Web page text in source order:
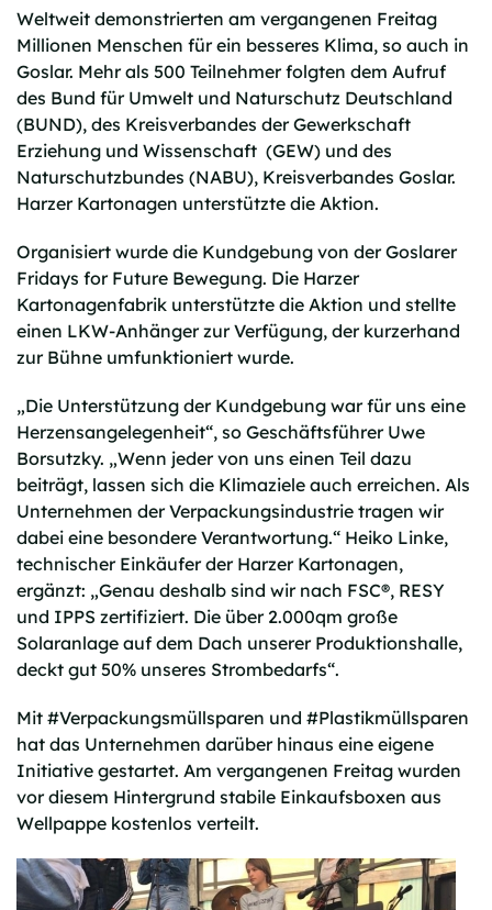
Weltweit demonstrierten am vergangenen Freitag
Millionen Menschen für ein besseres Klima, so auch in
Goslar. Mehr als 500 Teilnehmer folgten dem Aufruf
des Bund für Umwelt und Naturschutz Deutschland
(BUND), des Kreisverbandes der Gewerkschaft
Erziehung und Wissenschaft (GEW) und des
Naturschutzbundes (NABU), Kreisverbandes Goslar.
Harzer Kartonagen unterstützte die Aktion.
Organisiert wurde die Kundgebung von der Goslarer
Fridays for Future Bewegung. Die Harzer
Kartonagenfabrik unterstützte die Aktion und stellte
einen LKW-Anhänger zur Verfügung, der kurzerhand
zur Bühne umfunktioniert wurde.
„Die Unterstützung der Kundgebung war für uns eine
Herzensangelegenheit“, so Geschäftsführer Uwe
Borsutzky. „Wenn jeder von uns einen Teil dazu
beiträgt, lassen sich die Klimaziele auch erreichen. Als
Unternehmen der Verpackungsindustrie tragen wir
dabei eine besondere Verantwortung.“ Heiko Linke,
technischer Einkäufer der Harzer Kartonagen,
ergänzt: „Genau deshalb sind wir nach FSC®, RESY
und IPPS zertifiziert. Die über 2.000qm große
Solaranlage auf dem Dach unserer Produktionshalle,
deckt gut 50% unseres Strombedarfs“.
Mit #Verpackungsmüllsparen und #Plastikmüllsparen
hat das Unternehmen darüber hinaus eine eigene
Initiative gestartet. Am vergangenen Freitag wurden
vor diesem Hintergrund stabile Einkaufsboxen aus
Wellpappe kostenlos verteilt.